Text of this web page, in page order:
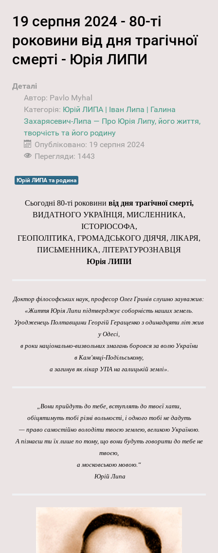
19 серпня 2024 - 80-ті
роковини від дня трагічної
смерті - Юрія ЛИПИ
Деталі
Автор: Pavlo Myhal
Категорія: Юрій ЛИПА | Іван Липа | Галина
Захарясевич-Липа — Про Юрія Липу, його життя,
творчість та його родину
Опубліковано: 19 серпня 2024
Перегляди: 1443
Юрій ЛИПА та родина
Сьогодні 80-ті роковини від дня трагічної смерті,
ВИДАТНОГО УКРАЇНЦЯ, МИСЛЕННИКА,
ІСТОРІОСОФА,
ГЕОПОЛІТИКА, ГРОМАДСЬКОГО ДІЯЧЯ, ЛІКАРЯ,
ПИСЬМЕННИКА, ЛІТЕРАТУРОЗНАВЦЯ
Юрія ЛИПИ
Доктор філософських наук, професор Олег Гринів слушно зауважив:
«Життя Юрія Липи підтверджує соборність наших земель.
Уродженець Полтавщини Георгій Геращенко з одинадцяти літ жив
у Одесі,
в роки національно-визвольних змагань боровся за волю України
в Кам’янці-Подільському,
а загинув як лікар УПА на галицькій землі».
„Вони прийдуть до тебе, вступлять до твоєї хати,
обіцятимуть тобі різні вольності, і одного тобі не дадуть
— право самостійно володіти твоєю землею, великою Україною.
А пізнаєш ти їх лише по тому, що вони будуть говорити до тебе не
твоєю,
а московською мовою.“
Юрій Липа